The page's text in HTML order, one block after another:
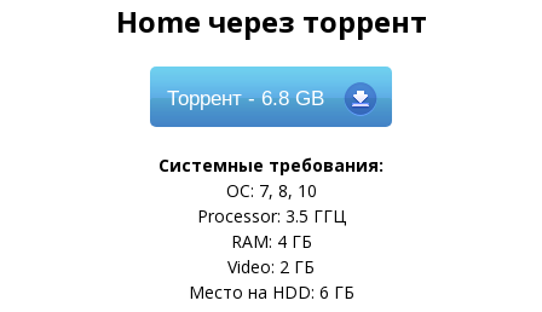
Home через торрент
Торрент- 6.8 GB
Системные требования:
ОС: 7, 8, 10
Processor: 3.5 ГГЦ
RAM: 4 ГБ
Video: 2 ГБ
Место на HDD: 6 ГБ